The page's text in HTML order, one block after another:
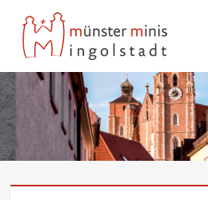
content
MUENSTER-